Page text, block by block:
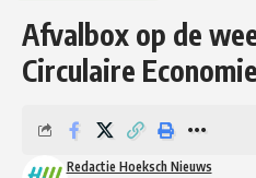
Afvalbox op de
Circulaire Economie
Redactie Hoeksch Nieuws